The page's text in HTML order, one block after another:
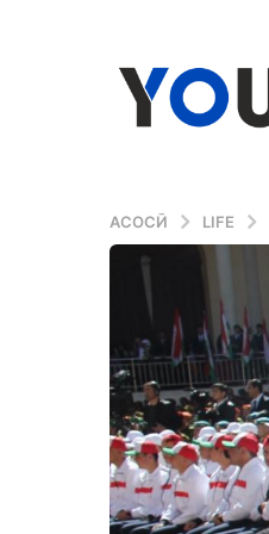
АСОСӢ LIFE